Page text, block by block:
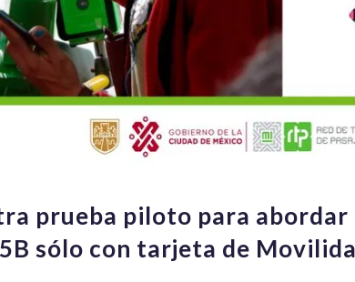
prueba piloto para abordar
sólo con tarjeta de